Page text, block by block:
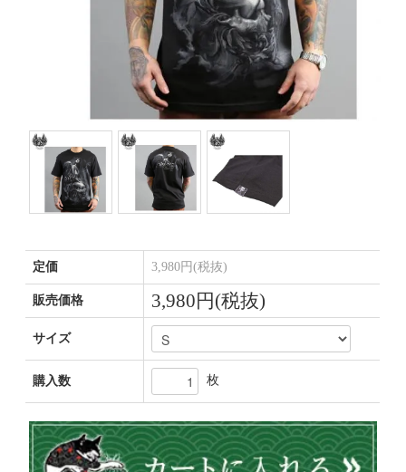
定価 3,980円(税抜)
販売価格 3,980円(税抜)
サイズ
購入数 枚